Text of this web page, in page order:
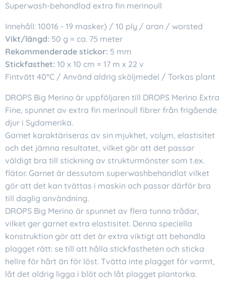
Superwash-behandlad extra fin merinoull
Innehåll: 10016 - 19 masker) / 10 ply / aran / worsted
Vikt/längd: 50 g = ca. 75 meter
Rekommenderade stickor: 5 mm
Stickfasthet: 10 x 10 cm = 17 m x 22 v
Fintvätt 40°C / Använd aldrig sköljmedel / Torkas plant
DROPS Big Merino är uppföljaren till DROPS Merino Extra
Fine, spunnet av extra fin merinoull fibrer från frigående
djur i Sydamerika.
Garnet karaktäriseras av sin mjukhet, volym, elastisitet
och det jämna resultatet, vilket gör att det passar
väldigt bra till stickning av strukturmönster som t.ex.
flätor. Garnet är dessutom superwashbehandlat vilket
gör att det kan tvättas i maskin och passar därför bra
till daglig användning.
DROPS Big Merino är spunnet av flera tunna trådar,
vilket ger garnet extra elastisitet. Denna speciella
konstruktion gör att det är extra viktigt att behandla
plagget rätt: se till att hålla stickfastheten och sticka
hellre för hårt än för löst. Tvätta inte plagget för varmt,
låt det aldrig ligga i blöt och låt plagget plantorka.